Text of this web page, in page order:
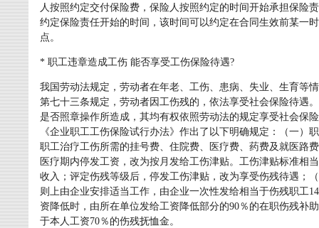
人按照约定交付保险费，保险人按照约定的时间开始承担保险
约定保险责任开始的时间，该时间可以约定在合同生效前某一
点。
* 职工违章造成工伤 能否享受工伤保险待遇?
我国劳动法规定，劳动者在年老、工伤、患病、失业、生育等
第七十三条规定，劳动者因工伤残的，依法享受社会保险待遇
是否照章操作所造成，其均有权依照劳动法的规定享受社会保
《企业职工工伤保险试行办法》作出了以下明确规定：（一）
职工治疗工伤所需的挂号费、住院费、医疗费、药费及就医路
医疗期内停发工资，改为按月发给工伤津贴。工伤津贴标准相
收入；评定伤残等级后，停发工伤津贴，改为享受伤残待遇；
则上由企业安排适当工作，由企业一次性发给相当于伤残职工
资降低时，由所在单位发给工资降低部分的90％的在职伤残补
于本人工资70％的伤残抚恤金。